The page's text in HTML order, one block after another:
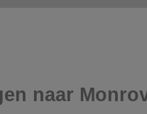
naar